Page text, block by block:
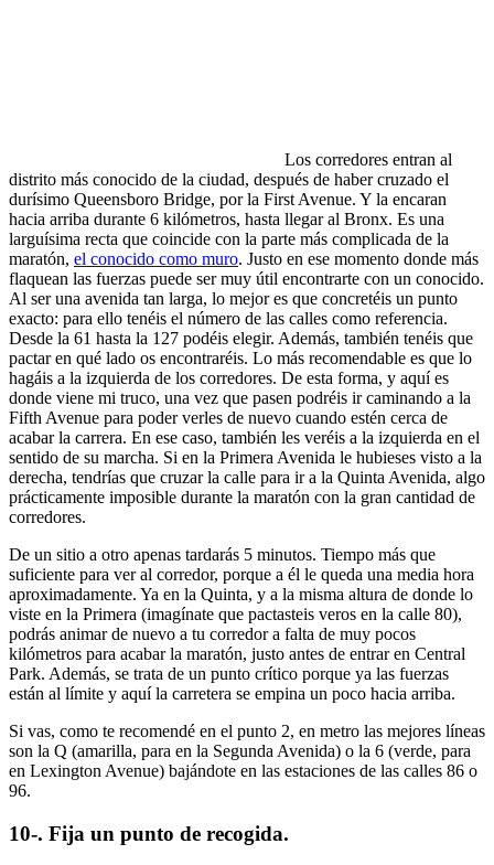
Los corredores entran al
distrito más conocido de la ciudad, después de haber cruzado el
durísimo Queensboro Bridge, por la First Avenue. Y la encaran
hacia arriba durante 6 kilómetros, hasta llegar al Bronx. Es una
larguísima recta que coincide con la parte más complicada de la
maratón, el conocido como muro. Justo en ese momento donde más
flaquean las fuerzas puede ser muy útil encontrarte con un conocido.
Al ser una avenida tan larga, lo mejor es que concretéis un punto
exacto: para ello tenéis el número de las calles como referencia.
Desde la 61 hasta la 127 podéis elegir. Además, también tenéis que
pactar en qué lado os encontraréis. Lo más recomendable es que lo
hagáis a la izquierda de los corredores. De esta forma, y aquí es
donde viene mi truco, una vez que pasen podréis ir caminando a la
Fifth Avenue para poder verles de nuevo cuando estén cerca de
acabar la carrera. En ese caso, también les veréis a la izquierda en el
sentido de su marcha. Si en la Primera Avenida le hubieses visto a la
derecha, tendrías que cruzar la calle para ir a la Quinta Avenida, algo
prácticamente imposible durante la maratón con la gran cantidad de
corredores.
De un sitio a otro apenas tardarás 5 minutos. Tiempo más que
suficiente para ver al corredor, porque a él le queda una media hora
aproximadamente. Ya en la Quinta, y a la misma altura de donde lo
viste en la Primera (imagínate que pactasteis veros en la calle 80),
podrás animar de nuevo a tu corredor a falta de muy pocos
kilómetros para acabar la maratón, justo antes de entrar en Central
Park. Además, se trata de un punto crítico porque ya las fuerzas
están al límite y aquí la carretera se empina un poco hacia arriba.
Si vas, como te recomendé en el punto 2, en metro las mejores líneas
son la Q (amarilla, para en la Segunda Avenida) o la 6 (verde, para
en Lexington Avenue) bajándote en las estaciones de las calles 86 o
96.
10-. Fija un punto de recogida.